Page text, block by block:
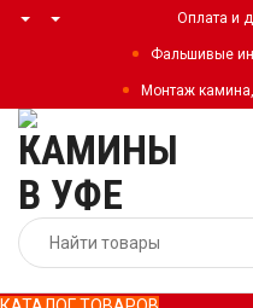
Оплата и
Фальшивые
Монтаж